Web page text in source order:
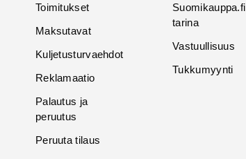
Toimitukset
Maksutavat
Kuljetusturvaehdot
Reklamaatio
Palautus ja
peruutus
Peruuta tilaus
Suomikauppa.fi
tarina
Vastuullisuus
Tukkumyynti